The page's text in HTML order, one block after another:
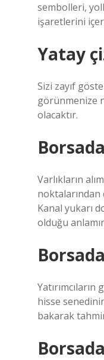
sembolleri,
işaretlerini
Yatay
Sizi zayıf
görünmenize
olacaktır.
Varlıkların
noktalarından
Kanal yukarı
olduğu
hisse
bakarak